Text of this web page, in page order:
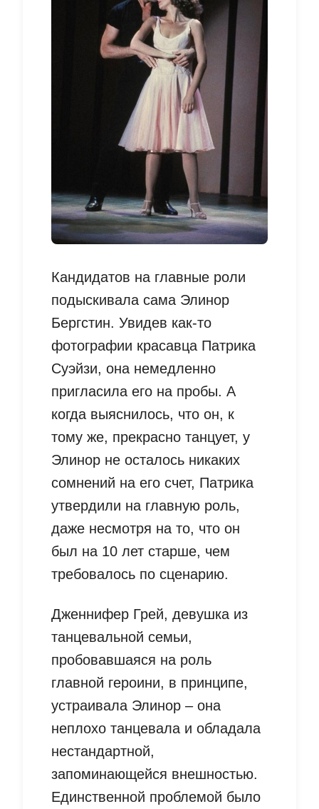
Кандидатов на главные роли
подыскивала сама Элинор
Бергстин. Увидев как-то
фотографии красавца Патрика
Суэйзи, она немедленно
пригласила его на пробы. А
когда выяснилось, что он, к
тому же, прекрасно танцует, у
Элинор не осталось никаких
сомнений на его счет, Патрика
утвердили на главную роль,
даже несмотря на то, что он
был на 10 лет старше, чем
требовалось по сценарию.
Дженнифер Грей, девушка из
танцевальной семьи,
пробовавшаяся на роль
главной героини, в принципе,
устраивала Элинор – она
неплохо танцевала и обладала
нестандартной,
запоминающейся внешностью.
Единственной проблемой было